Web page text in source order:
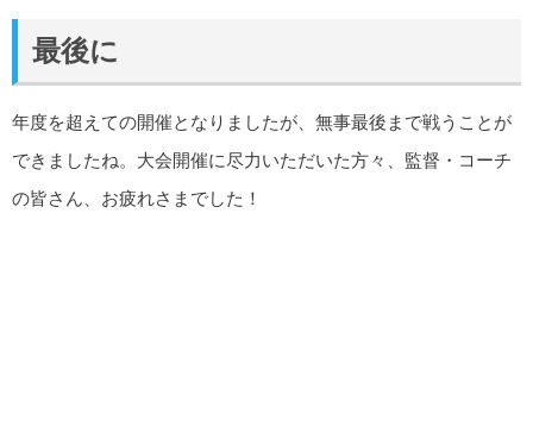
最後に
年度を超えての開催となりましたが、無事最後まで戦うことが
できましたね。大会開催に尽力いただいた方々、監督・コーチ
の皆さん、お疲れさまでした！